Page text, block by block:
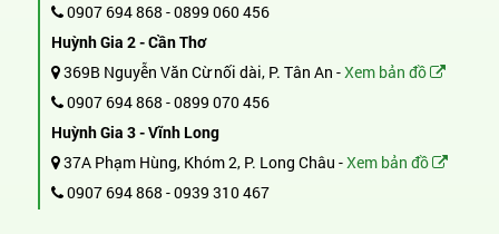
0907 694 868 -0899 060 456
Huỳnh Gia 2 - Cần Thơ
369B Nguyễn Văn Cừ nối dài, P. Tân An -Xem bản đồ
0907 694 868 -0899 070 456
Huỳnh Gia 3 - Vĩnh Long
37A Phạm Hùng, Khóm 2, P. Long Châu -Xem bản đồ
0907 694 868 -0939 310 467